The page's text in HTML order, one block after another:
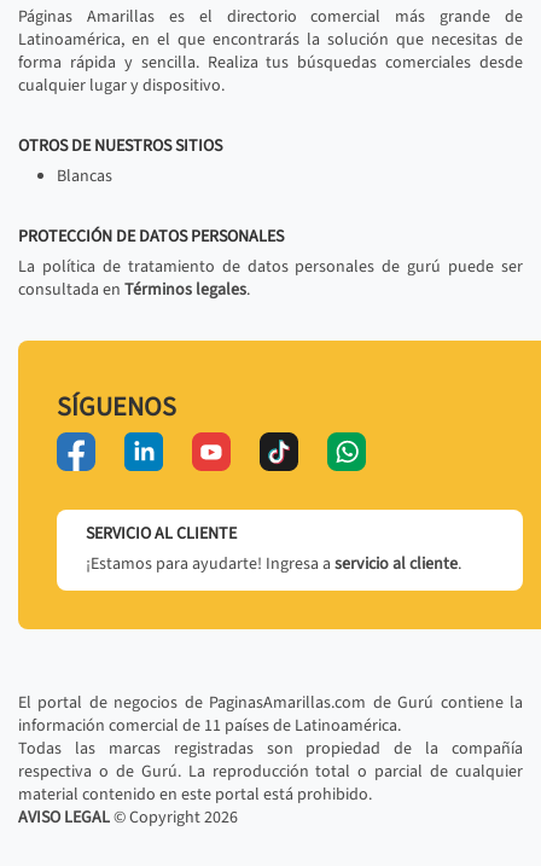
Páginas Amarillas es el directorio comercial más grande de
Latinoamérica, en el que encontrarás la solución que necesitas de
forma rápida y sencilla. Realiza tus búsquedas comerciales desde
cualquier lugar y dispositivo.
OTROS DE NUESTROS SITIOS
Blancas
PROTECCIÓN DE DATOS PERSONALES
La política de tratamiento de datos personales de gurú puede ser
consultada en Términos legales.
SÍGUENOS
SERVICIO AL CLIENTE
¡Estamos para ayudarte! Ingresa a servicio al cliente.
El portal de negocios de PaginasAmarillas.com de Gurú contiene la
información comercial de 11 países de Latinoamérica.
Todas las marcas registradas son propiedad de la compañía
respectiva o de Gurú. La reproducción total o parcial de cualquier
material contenido en este portal está prohibido.
AVISO LEGAL© Copyright2026